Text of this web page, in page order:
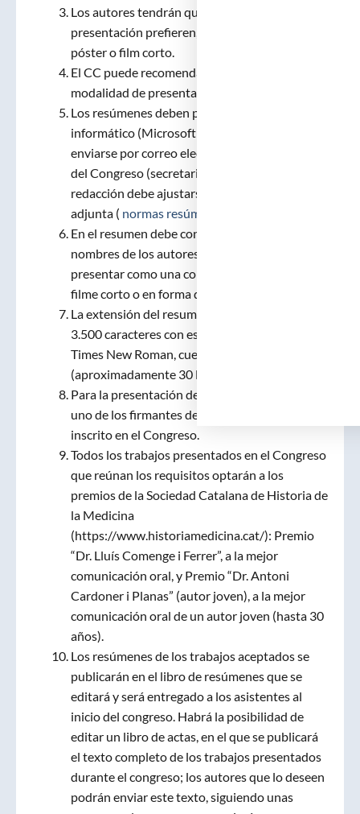
Los autores tendrán que indicar qué tipo de
presentación prefieren, comunicación oral,
póster o film corto.
El CC puede recomendar a los autores la
modalidad de presentación.
Los resúmenes deben presentarse en soporte
informático (Microsoft Word) y deben
enviarse por correo electrónico a la Secretaría
del Congreso (secretaria@ramc.cat). La
redacción debe ajustarse al formato que se
adjunta ( normas resúmenes
En el resumen debe constar el título y los
nombres de los autores, y también si se quiere
presentar como una comunicación oral, un
filme corto o en forma de póster.
La extensión del resumen no puede exceder de
3.500 caracteres con espacios, en tipografía
Times New Roman, cuerpo 11
(aproximadamente 30 líneas de texto).
Para la presentación de los trabajos, al menos
uno de los firmantes deberá estar formalmente
inscrito en el Congreso.
Todos los trabajos presentados en el Congreso
que reúnan los requisitos optarán a los
premios de la Sociedad Catalana de Historia de
la Medicina
(https://www.historiamedicina.cat/): Premio
“Dr. Lluís Comenge i Ferrer”, a la mejor
comunicación oral, y Premio “Dr. Antoni
Cardoner i Planas” (autor joven), a la mejor
comunicación oral de un autor joven (hasta 30
años).
Los resúmenes de los trabajos aceptados se
publicarán en el libro de resúmenes que se
editará y será entregado a los asistentes al
inicio del congreso. Habrá la posibilidad de
editar un libro de actas, en el que se publicará
el texto completo de los trabajos presentados
durante el congreso; los autores que lo deseen
podrán enviar este texto, siguiendo unas